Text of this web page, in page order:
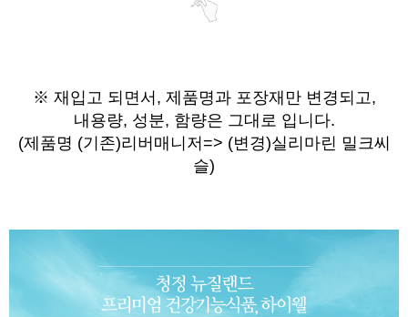
※ 재입고 되면서, 제품명과 포장재만 변경되고,
내용량, 성분, 함량은 그대로 입니다.
(제품명 (기존)리버매니저=> (변경)실리마린 밀크씨
슬)